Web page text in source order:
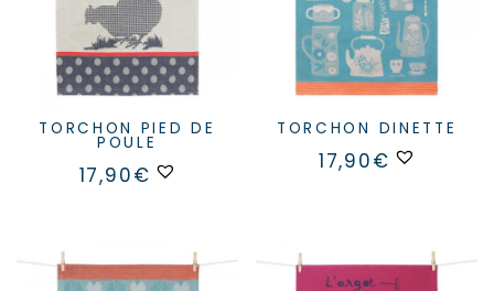
TORCHON PIED DE
POULE
17,90€
TORCHON DINETTE
17,90€